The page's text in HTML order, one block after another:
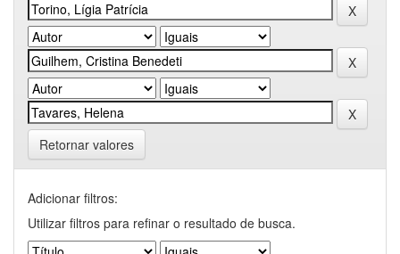
Retornar valores
Adicionar filtros:
Utilizar filtros para refinar o resultado de busca.